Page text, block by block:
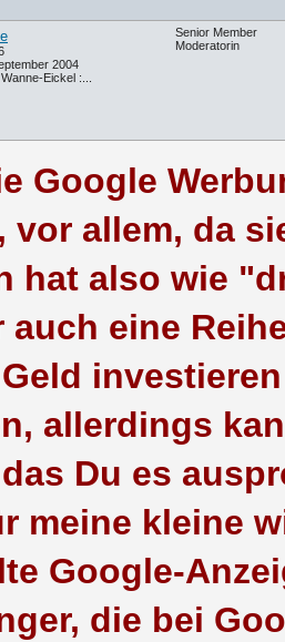
2004
Eickel :...
Senior Member
Moderatorin
Google
vor allem, da
hat also wie
auch eine
allerdings
Du es
meine kleine
Google-
die bei